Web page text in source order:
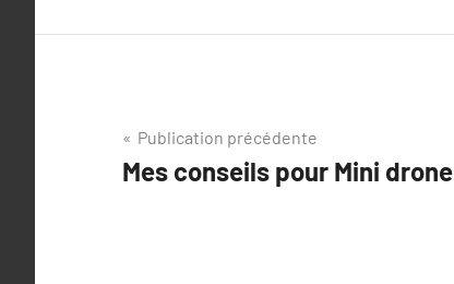
Navigation
de
Publication précédente
Mes conseils pour Mini drone